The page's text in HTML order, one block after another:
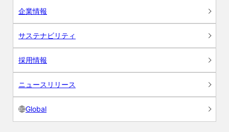
企業情報
サステナビリティ
採用情報
ニュースリリース
Global